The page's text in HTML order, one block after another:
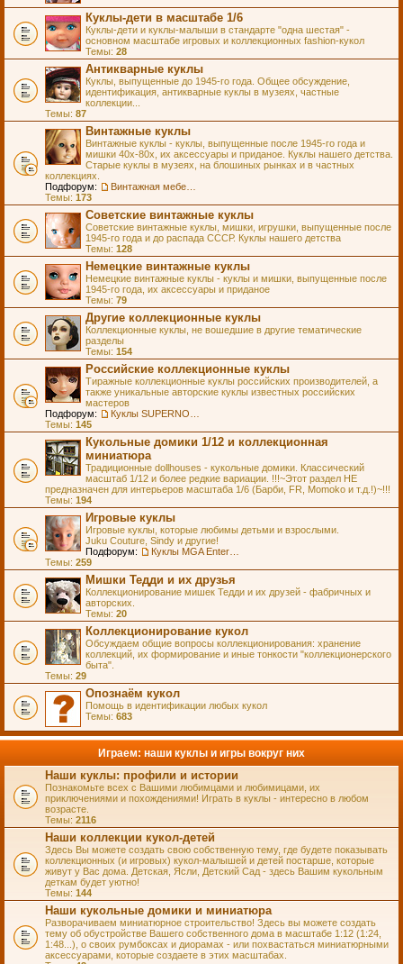
Куклы-дети в масштабе 1/6
Куклы-дети и куклы-малыши в стандарте "одна шестая" -
основном масштабе игровых и коллекционных fashion-кукол
Темы: 28
Антикварные куклы
Куклы, выпущенные до 1945-го года. Общее обсуждение,
идентификация, антикварные куклы в музеях, частные
коллекции...
Темы: 87
Винтажные куклы
Винтажные куклы - куклы, выпущенные после 1945-го года и
мишки 40х-80х, их аксессуары и приданое. Куклы нашего детства.
Старые куклы в музеях, на блошиных рынках и в частных
коллекциях.
Подфорум:
Темы: 173
Советские винтажные куклы
Советские винтажные куклы, мишки, игрушки, выпущенные после
1945-го года и до распада СССР. Куклы нашего детства
Темы: 128
Немецкие винтажные куклы
Немецкие винтажные куклы - куклы и мишки, выпущенные после
1945-го года, их аксессуары и приданое
Темы: 79
Другие коллекционные куклы
Коллекционные куклы, не вошедшие в другие тематические
разделы
Темы: 154
Российские коллекционные куклы
Тиражные коллекционные куклы российских производителей, а
также уникальные авторские куклы известных российских
мастеров
Подфорум:
Темы: 145
Кукольные домики 1/12 и коллекционная
миниатюра
Традиционные dollhouses - кукольные домики. Классический
масштаб 1/12 и более редкие вариации. !!!~Этот раздел НЕ
предназначен для интерьеров масштаба 1/6 (Барби, FR, Momoko и т.д.!)~!!!
Темы: 194
Игровые куклы
Игровые куклы, которые любимы детьми и взрослыми.
Juku Couture, Sindy и другие!
Подфорум:
Темы: 259
Мишки Тедди и их друзья
Коллекционирование мишек Тедди и их друзей - фабричных и
авторских.
Темы: 20
Коллекционирование кукол
Обсуждаем общие вопросы коллекционирования: хранение
коллекций, их формирование и иные тонкости "коллекционерского
быта".
Темы: 29
Опознаём кукол
Помощь в идентификации любых кукол
Темы: 683
Играем: наши куклы и игры вокруг них
Наши куклы: профили и истории
Познакомьте всех с Вашими любимцами и любимицами, их
приключениями и похождениями! Играть в куклы - интересно в любом
возрасте.
Темы: 2116
Наши коллекции кукол-детей
Здесь Вы можете создать свою собственную тему, где будете показывать
коллекционных (и игровых) кукол-малышей и детей постарше, которые
живут у Вас дома. Детская, Ясли, Детский Сад - здесь Вашим кукольным
деткам будет уютно!
Темы: 144
Наши кукольные домики и миниатюра
Разворачиваем миниатюрное строительство! Здесь вы можете создать
тему об обустройстве Вашего собственного дома в масштабе 1:12 (1:24,
1:48...), о своих румбоксах и диорамах - или похвастаться миниатюрными
аксессуарами, которые создаете в этих масштабах.